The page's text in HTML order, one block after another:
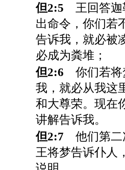
但2:5 王回答迦
出命令，你们若
告诉我，就必被
必成为粪堆；
但2:6 你们若将
我，就必从我这
和大尊荣。现在
讲解告诉我。
但2:7 他们第二
王将梦告诉仆人